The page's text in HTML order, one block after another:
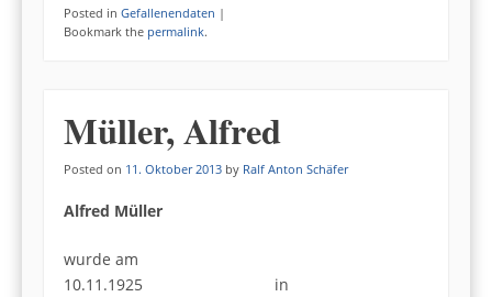
Posted in Gefallenendaten |
Bookmark the permalink.
Müller, Alfred
Posted on 11. Oktober 2013 by Ralf Anton Schäfer
Alfred Müller
wurde am
10.11.1925 in